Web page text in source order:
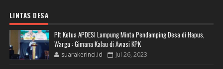
LINTAS DESA
Plt Ketua APDESI Lampung Minta Pendamping Desa di Hapus,
Warga : Gimana Kalau di Awasi KPK
suarakerinci.id Jul 26, 2023